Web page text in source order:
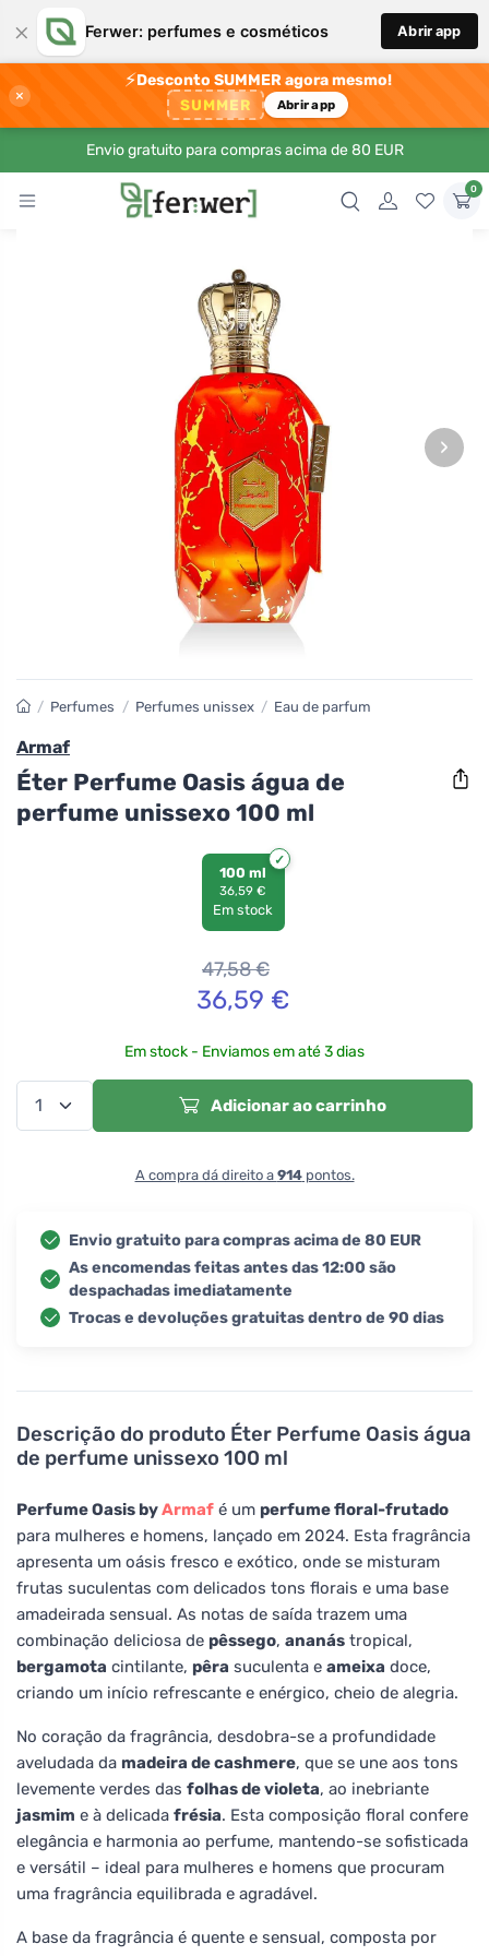
× Ferwer: perfumes e cosméticos Abrir app
×
⚡Desconto SUMMER agora mesmo!
SUMMER Abrir app
Envio gratuito para compras acima de 80 EUR
0
›
Descrição do produto Éter Perfume Oasis água
de perfume unissexo 100 ml
Perfume Oasis byArmaf é um perfume floral-frutado
para mulheres e homens, lançado em 2024. Esta fragrância
apresenta um oásis fresco e exótico, onde se misturam
frutas suculentas com delicados tons florais e uma base
amadeirada sensual. As notas de saída trazem uma
combinação deliciosa de pêssego, ananás tropical,
bergamota cintilante, pêra suculenta e ameixa doce,
criando um início refrescante e enérgico, cheio de alegria.
No coração da fragrância, desdobra-se a profundidade
aveludada da madeira de cashmere, que se une aos tons
levemente verdes das folhas de violeta, ao inebriante
jasmim e à delicada frésia. Esta composição floral confere
elegância e harmonia ao perfume, mantendo-se sofisticada
e versátil – ideal para mulheres e homens que procuram
uma fragrância equilibrada e agradável.
A base da fragrância é quente e sensual, composta por
/ Perfumes / Perfumes unissex / Eau de parfum
Armaf
Éter Perfume Oasis água de
perfume unissexo 100 ml
100 ml
36,59 €
Em stock
47,58€
36,59 €
Em stock - Enviamos em até 3 dias
Adicionar ao carrinho
A compra dá direito a 914pontos.
Envio gratuito para compras acima de 80 EUR
As encomendas feitas antes das 12:00 são
despachadas imediatamente
Trocas e devoluções gratuitas dentro de 90 dias